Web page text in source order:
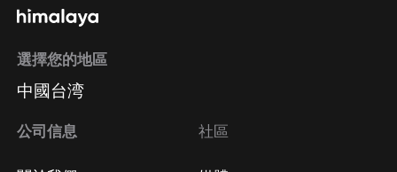
選擇您的地區
中國台湾
公司信息 社區